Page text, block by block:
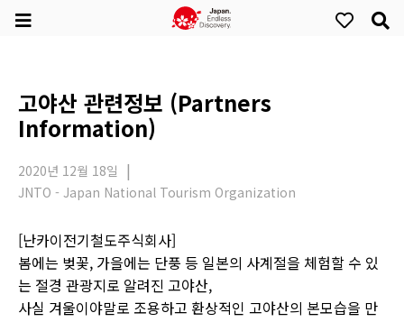
고야산 관련정보 (Partners
Information)
2020년 12월 18일
JNTO - Japan National Tourism Organization
[난카이전기철도주식회사]
봄에는 벚꽃, 가을에는 단풍 등 일본의 사계절을 체험할 수 있
는 절경 관광지로 알려진 고야산,
사실 겨울이야말로 조용하고 환상적인 고야산의 본모습을 만